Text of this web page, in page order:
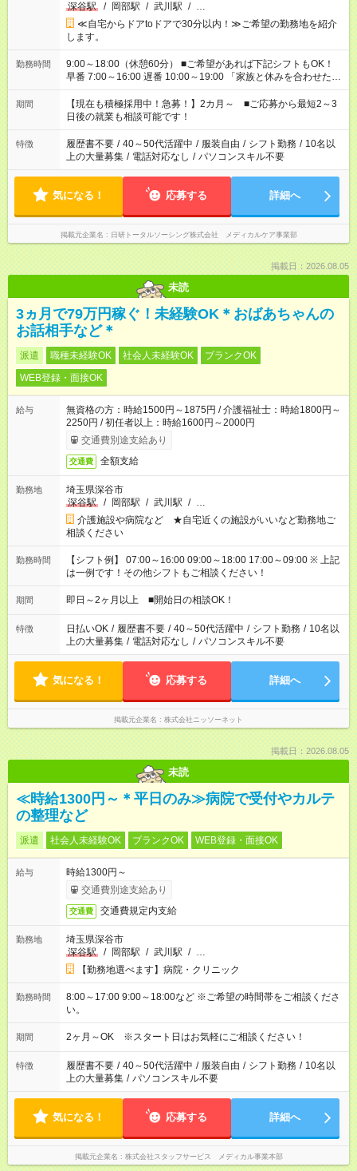
深谷駅
/ 岡部駅 / 武川駅 / …
≪自宅からドアtoドアで30分以内！≫ご希望の勤務地を紹介
します。
勤務時間
9:00～18:00（休憩60分） ■ご希望があれば下記シフトもOK！
早番 7:00～16:00 遅番 10:00～19:00 「家族と休みを合わせた
い」 「余裕を持って夕飯の準備がしたい」 「できれば残業はし
たくない」 など、ご希望を教えてくださいね。 ※Wワーク希望
の方へ 今ご覧のお仕事で希望する勤務時間と、もう1つのお仕事
の勤務時間。 合計で週40時間を超える場合は応募できません。
期間
【現在も積極採用中！急募！】2カ月～ ■ご応募から最短2～3
日後の就業も相談可能です！
特徴 履歴書不要 / 40～50代活躍中 / 服装自由 / シフト勤務 / 10名以
上の大量募集 / 電話対応なし / パソコンスキル不要
気になる！ 応募する 詳細へ
掲載元企業名 日研トータルソーシング株式会社 メディカルケア事業部
掲載日：2026.08.05
未読
3ヵ月で79万円稼ぐ！未経験OK＊おばあちゃんの
お話相手など＊
派遣 職種未経験OK 社会人未経験OK
ブランクOK
WEB登録・面接OK
給与
無資格の方：時給1500円～1875円 / 介護福祉士：時給1800円～
2250円 / 初任者以上：時給1600円～2000円
交通費別途支給あり
交通費 全額支給
勤務地
埼玉県深谷市
深谷駅
/ 岡部駅 / 武川駅 / …
介護施設や病院など ★自宅近くの施設がいいなど勤務地ご
相談ください
勤務時間
【シフト例】 07:00～16:00 09:00～18:00 17:00～09:00 ※ 上記
は一例です！その他シフトもご相談ください！
期間 即日～2ヶ月以上 ■開始日の相談OK！
特徴 日払いOK / 履歴書不要 / 40～50代活躍中 / シフト勤務 / 10名以
上の大量募集 / 電話対応なし / パソコンスキル不要
気になる！ 応募する 詳細へ
掲載元企業名 株式会社ニッソーネット
掲載日：2026.08.05
未読
≪時給1300円～＊平日のみ≫病院で受付やカルテ
の整理など
派遣 社会人未経験OK ブランクOK WEB登録・面接OK
給与
時給1300円～
交通費別途支給あり
交通費 交通費規定内支給
勤務地
埼玉県深谷市
深谷駅
/ 岡部駅 / 武川駅 / …
【勤務地選べます】病院・クリニック
勤務時間
8:00～17:00 9:00～18:00など ※ご希望の時間帯をご相談くださ
い。
期間 2ヶ月～OK ※スタート日はお気軽にご相談ください！
特徴 履歴書不要 / 40～50代活躍中 / 服装自由 / シフト勤務 / 10名以
上の大量募集 / パソコンスキル不要
気になる！ 応募する 詳細へ
掲載元企業名 株式会社スタッフサービス メディカル事業本部